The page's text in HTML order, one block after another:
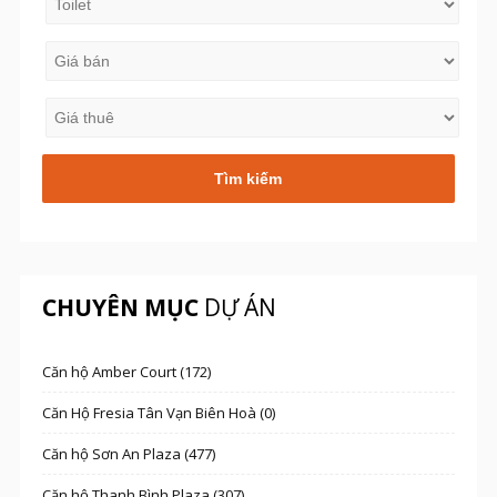
CHUYÊN MỤCDỰ ÁN
Căn hộ Amber Court (172)
Căn Hộ Fresia Tân Vạn Biên Hoà (0)
Căn hộ Sơn An Plaza (477)